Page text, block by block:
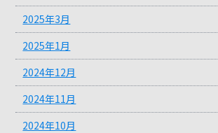
2025年3月
2025年1月
2024年12月
2024年11月
2024年10月